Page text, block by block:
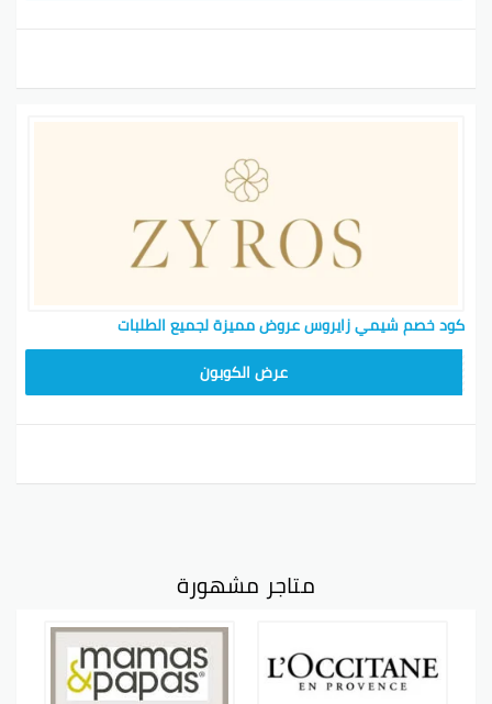
كود خصم شيمي زايروس عروض مميزة لجميع الطلبات
عرض الكوبون
متاجر مشهورة